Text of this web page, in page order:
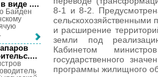
8-1 и 8-2.
сельскохозяйственными
и расширение
земли под
Кабинетом
государственного
программы жилищного
виде ....
Байден
.